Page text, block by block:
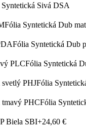
Sivá DSA
Fólia Syntetická Dub
Fólia Syntetická Dub
Fólia Syntetická
Fólia
Fólia
Biela SBI+24,60 €